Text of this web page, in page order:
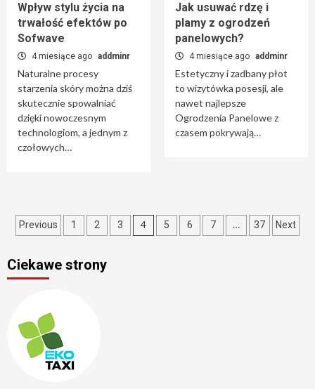
Wpływ stylu życia na
trwałość efektów po
Sofwave
4 miesiące ago addminr
Naturalne procesy
starzenia skóry można dziś
skutecznie spowalniać
dzięki nowoczesnym
technologiom, a jednym z
czołowych…
Jak usuwać rdzę i
plamy z ogrodzeń
panelowych?
4 miesiące ago addminr
Estetyczny i zadbany płot
to wizytówka posesji, ale
nawet najlepsze
Ogrodzenia Panelowe z
czasem pokrywają…
Stronicowanie
Previous 1 2 3 4 5 6 7 … 37 Next
Ciekawe strony